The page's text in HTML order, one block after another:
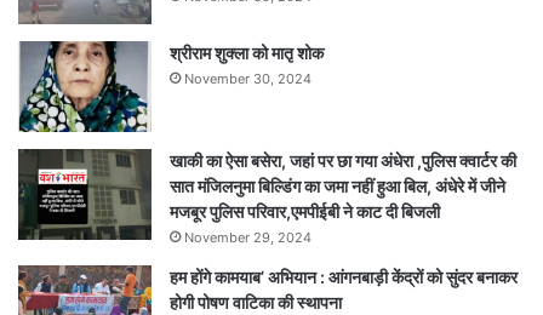
श्रीराम शुक्ला को मातृ शोक
November 30, 2024
खाकी का ऐसा बसेरा, जहां पर छा गया अंधेरा ,पुलिस क्वार्टर की
सात मंजिलनुमा बिल्डिंग का जमा नहीं हुआ बिल, अंधेरे में जीने
मजबूर पुलिस परिवार,एमपीईबी ने काट दी बिजली
November 29, 2024
हम होंगे कामयाब’ अभियान : आंगनबाड़ी केंद्रों को सुंदर बनाकर
होगी पोषण वाटिका की स्थापना